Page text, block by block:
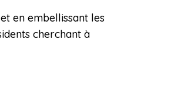
en embellissant les
cherchant à